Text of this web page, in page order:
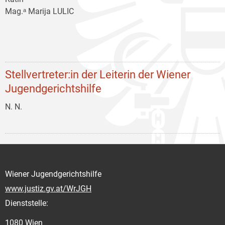
Mag.ᵃ Marija LULIC
Stellvertreter:in der Leiterin der Wiener
Jugendgerichtshilfe
N. N.
Wiener Jugendgerichtshilfe
www.justiz.gv.at/WrJGH
Dienststelle:
1080 Wien